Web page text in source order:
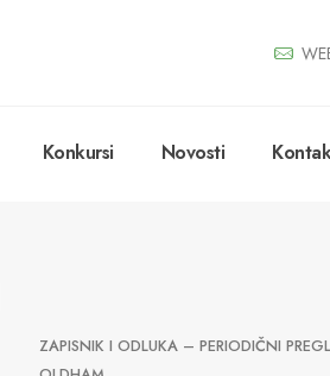
Konkursi Novosti
ZAPISNIK I ODLUKA – PERIODIČNI